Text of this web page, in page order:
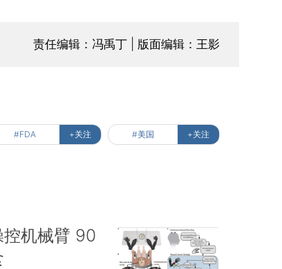
责任编辑：冯禹丁 | 版面编辑：王影
#FDA +关注 #美国 +关注
控机械臂 90